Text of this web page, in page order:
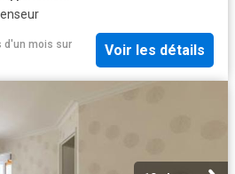
d'un mois sur
Voir les détails